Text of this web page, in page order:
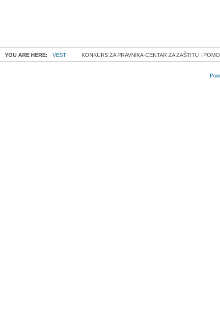
YOU ARE HERE: VESTI KONKURS ZA PRAVNIKA-CENTAR ZA ZAŠTITU I